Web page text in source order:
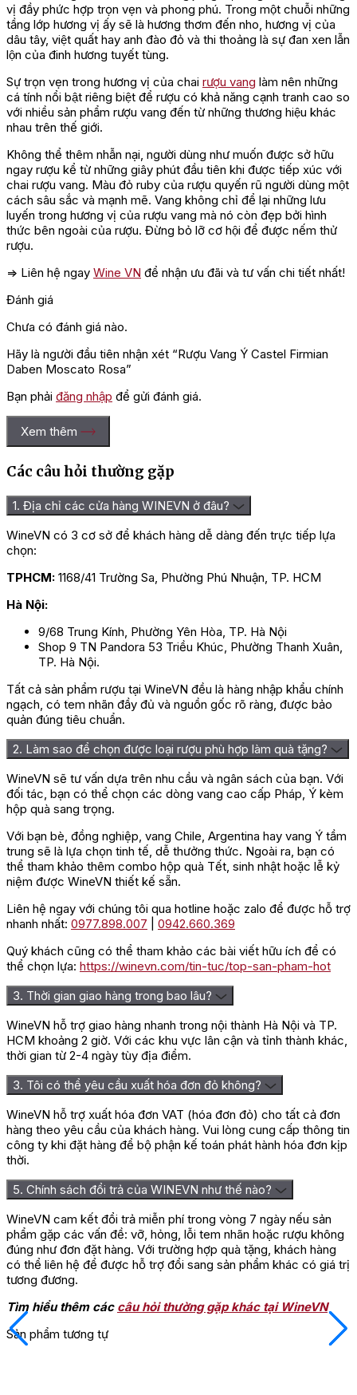
vị đầy phức hợp trọn vẹn và phong phú. Trong một chuỗi những
tầng lớp hương vị ấy sẽ là hương thơm đến nho, hương vị của
dâu tây, việt quất hay anh đào đỏ và thi thoảng là sự đan xen lẫn
lộn của đinh hương tuyết tùng.
Sự trọn vẹn trong hương vị của chai rượu vang làm nên những
cá tính nổi bật riêng biệt để rượu có khả năng cạnh tranh cao so
với nhiều sản phẩm rượu vang đến từ những thương hiệu khác
nhau trên thế giới.
Không thể thêm nhẫn nại, người dùng như muốn được sở hữu
ngay rượu kể từ những giây phút đầu tiên khi được tiếp xúc với
chai rượu vang. Màu đỏ ruby của rượu quyến rũ người dùng một
cách sâu sắc và mạnh mẽ. Vang không chỉ để lại những lưu
luyến trong hương vị của rượu vang mà nó còn đẹp bởi hình
thức bên ngoài của rượu. Đừng bỏ lỡ cơ hội để được nếm thử
rượu.
=> Liên hệ ngay Wine VN để nhận ưu đãi và tư vấn chi tiết nhất!
Đánh giá
Chưa có đánh giá nào.
Hãy là người đầu tiên nhận xét “Rượu Vang Ý Castel Firmian
Daben Moscato Rosa”
Bạn phải đăng nhập để gửi đánh giá.
Xem thêm
Các câu hỏi thường gặp
1. Địa chỉ các cửa hàng WINEVN ở đâu?
WineVN có 3 cơ sở để khách hàng dễ dàng đến trực tiếp lựa
chọn:
TPHCM: 1168/41 Trường Sa, Phường Phú Nhuận, TP. HCM
Hà Nội:
9/68 Trung Kính, Phường Yên Hòa, TP. Hà Nội
Shop 9 TN Pandora 53 Triều Khúc, Phường Thanh Xuân,
TP. Hà Nội.
Tất cả sản phẩm rượu tại WineVN đều là hàng nhập khẩu chính
ngạch, có tem nhãn đầy đủ và nguồn gốc rõ ràng, được bảo
quản đúng tiêu chuẩn.
2. Làm sao để chọn được loại rượu phù hợp làm quà tặng?
WineVN sẽ tư vấn dựa trên nhu cầu và ngân sách của bạn. Với
đối tác, bạn có thể chọn các dòng vang cao cấp Pháp, Ý kèm
hộp quà sang trọng.
Với bạn bè, đồng nghiệp, vang Chile, Argentina hay vang Ý tầm
trung sẽ là lựa chọn tinh tế, dễ thưởng thức. Ngoài ra, bạn có
thể tham khảo thêm combo hộp quà Tết, sinh nhật hoặc lễ kỷ
niệm được WineVN thiết kế sẵn.
Liên hệ ngay với chúng tôi qua hotline hoặc zalo để được hỗ trợ
nhanh nhất: 0977.898.007
0942.660.369
Quý khách cũng có thể tham khảo các bài viết hữu ích để có
thể chọn lựa: https://winevn.com/tin-tuc/top-san-pham-hot
3. Thời gian giao hàng trong bao lâu?
WineVN hỗ trợ giao hàng nhanh trong nội thành Hà Nội và TP.
HCM khoảng 2 giờ. Với các khu vực lân cận và tỉnh thành khác,
thời gian từ 2-4 ngày tùy địa điểm.
3. Tôi có thể yêu cầu xuất hóa đơn đỏ không?
WineVN hỗ trợ xuất hóa đơn VAT (hóa đơn đỏ) cho tất cả đơn
hàng theo yêu cầu của khách hàng. Vui lòng cung cấp thông tin
công ty khi đặt hàng để bộ phận kế toán phát hành hóa đơn kịp
thời.
5. Chính sách đổi trả của WINEVN như thế nào?
WineVN cam kết đổi trả miễn phí trong vòng 7 ngày nếu sản
phẩm gặp các vấn đề: vỡ, hỏng, lỗi tem nhãn hoặc rượu không
đúng như đơn đặt hàng. Với trường hợp quà tặng, khách hàng
có thể liên hệ để được hỗ trợ đổi sang sản phẩm khác có giá trị
tương đương.
Tìm hiểu thêm các câu hỏi thường gặp khác tại WineVN
Sản phẩm tương tự